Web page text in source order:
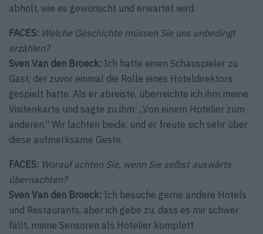
abholt, wie es gewünscht und erwartet wird.
FACES: Welche Geschichte müssen Sie uns unbedingt
erzählen?
Sven Van den Broeck: Ich hatte einen Schauspieler zu
Gast, der zuvor einmal die Rolle eines Hoteldirektors
gespielt hatte. Als er abreiste, überreichte ich ihm meine
Visitenkarte und sagte zu ihm: „Von einem Hotelier zum
anderen.“ Wir lachten beide, und er freute sich sehr über
diese aufmerksame Geste.
FACES: Worauf achten Sie, wenn Sie selbst auswärts
über­nachten?
Sven Van den Broeck: Ich besuche gerne andere Hotels
und Restaurants, aber ich gebe zu, dass es mir schwer
fällt, meine Sensoren als Hotelier komplett